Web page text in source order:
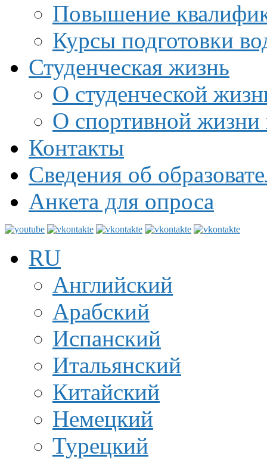
Повышение
Курсы подготовки
Студенческая жизнь
О студенческой
О спортивной жизни
Контакты
Сведения об
Анкета для опроса
RU
Английский
Арабский
Испанский
Итальянский
Китайский
Немецкий
Турецкий